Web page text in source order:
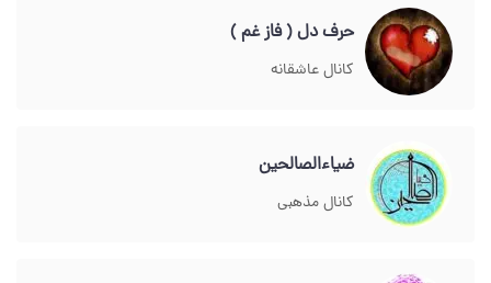
حرف دل ( فاز غم )
کانال عاشقانه
ضیاءالصالحین
کانال مذهبی